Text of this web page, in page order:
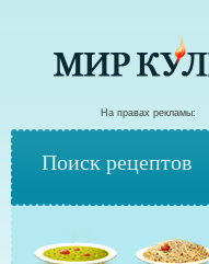
На правах рекламы:
Поиск рецептов